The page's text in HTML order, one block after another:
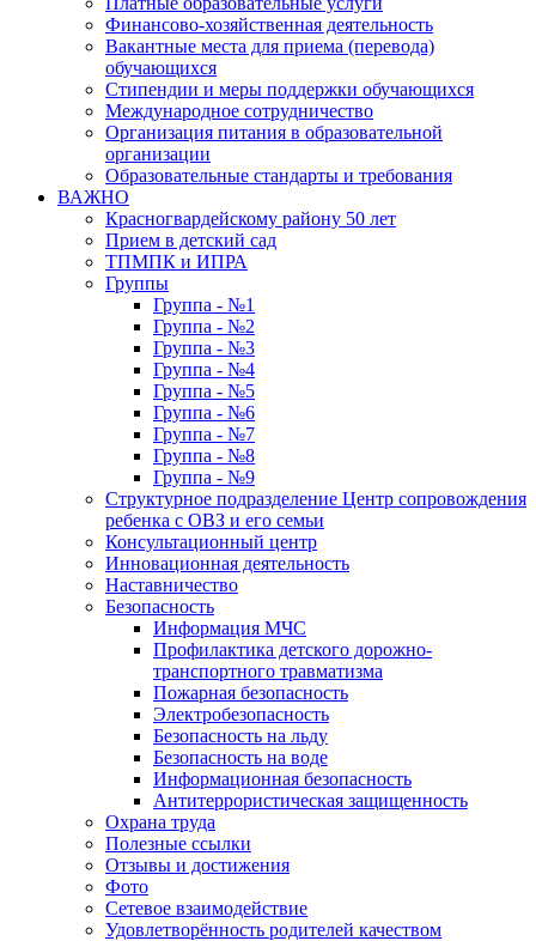
Финансово-хозяйственная деятельность
Вакантные места для приема (перевода)
обучающихся
Стипендии и меры поддержки обучающихся
Международное сотрудничество
Организация питания в образовательной
организации
Образовательные стандарты и требования
ВАЖНО
Красногвардейскому району 50 лет
Прием в детский сад
ТПМПК и ИПРА
Группы
Группа - №1
Группа - №2
Группа - №3
Группа - №4
Группа - №5
Группа - №6
Группа - №7
Группа - №8
Группа - №9
Структурное подразделение Центр сопровождения
ребенка с ОВЗ и его семьи
Консультационный центр
Инновационная деятельность
Наставничество
Безопасность
Информация МЧС
Профилактика детского дорожно-
транспортного травматизма
Пожарная безопасность
Электробезопасность
Безопасность на льду
Безопасность на воде
Информационная безопасность
Антитеррористическая защищенность
Охрана труда
Полезные ссылки
Отзывы и достижения
Фото
Сетевое взаимодействие
Удовлетворённость родителей качеством